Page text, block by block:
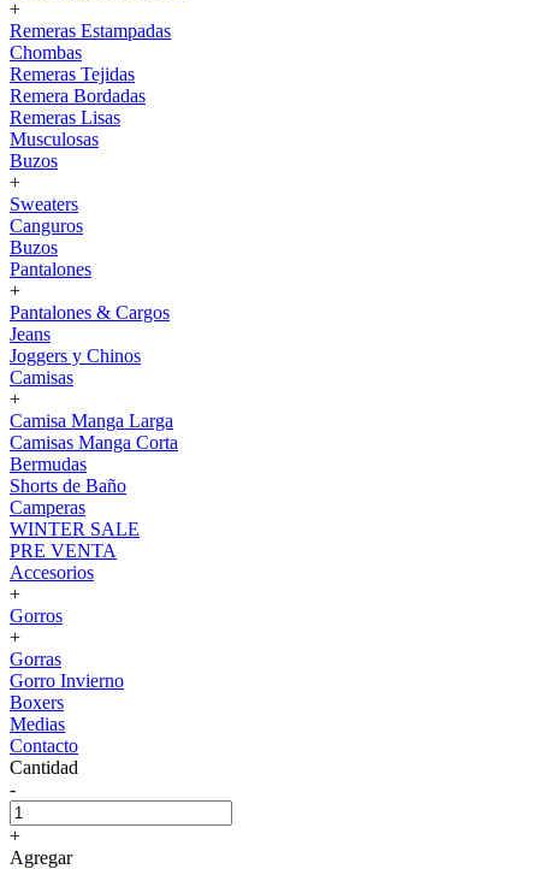
+
Remeras Estampadas
Chombas
Remeras Tejidas
Remera Bordadas
Remeras Lisas
Musculosas
Buzos
+
Sweaters
Canguros
Buzos
Pantalones
+
Pantalones & Cargos
Jeans
Joggers y Chinos
Camisas
+
Camisa Manga Larga
Camisas Manga Corta
Bermudas
Shorts de Baño
Camperas
WINTER SALE
PRE VENTA
Accesorios
+
Gorros
+
Gorras
Gorro Invierno
Boxers
Medias
Contacto
Cantidad
-
+
Agregar